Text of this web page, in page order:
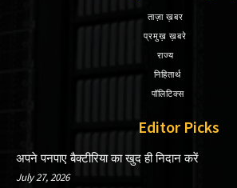
ताज़ा ख़बर
प्रमुख़ ख़बरे
राज्य
निहितार्थ
पॉलिटिक्स
Editor Picks
अपने पनपाए बैक्टीरिया का खुद ही निदान करें
July 27, 2026